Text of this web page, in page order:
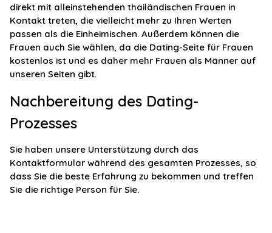
direkt mit alleinstehenden thailändischen Frauen in
Kontakt treten, die vielleicht mehr zu Ihren Werten
passen als die Einheimischen. Außerdem können die
Frauen auch Sie wählen, da die Dating-Seite für Frauen
kostenlos ist und es daher mehr Frauen als Männer auf
unseren Seiten gibt.
Nachbereitung des Dating-
Prozesses
Sie haben unsere Unterstützung durch das
Kontaktformular während des gesamten Prozesses, so
dass Sie die beste Erfahrung zu bekommen und treffen
Sie die richtige Person für Sie.